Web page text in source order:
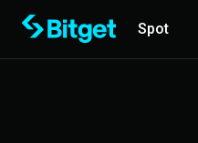
Spot